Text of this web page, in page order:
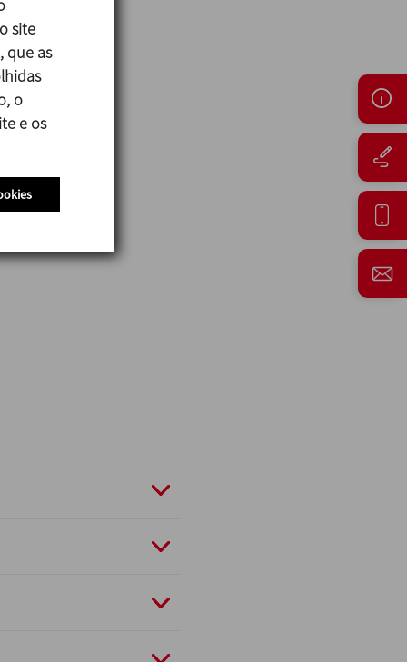
site
que as
o
e os